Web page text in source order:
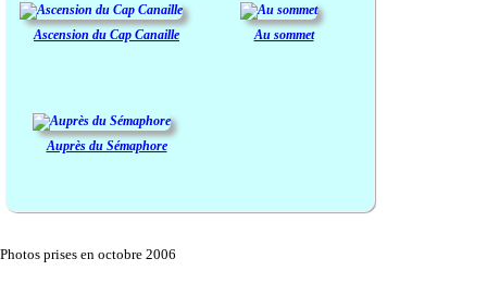
Ascension du Cap Canaille Au sommet
Auprès du Sémaphore
Photos prises en octobre 2006